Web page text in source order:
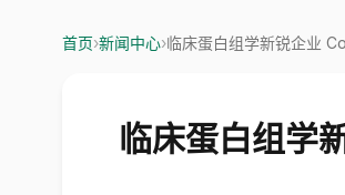
首页›新闻中心›临床蛋白组学新锐企业
临床蛋白组学